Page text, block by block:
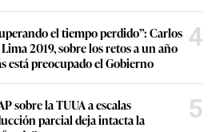
el tiempo perdido”: Carlos
2019, sobre los retos a un año
está preocupado el Gobierno
4
sobre la TUUA a escalas
parcial deja intacta la
5